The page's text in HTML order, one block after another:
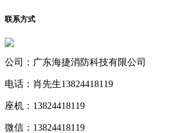
联系方式
公司：广东海捷消防科技有限公司
电话：肖先生13824418119
座机：13824418119
微信：13824418119